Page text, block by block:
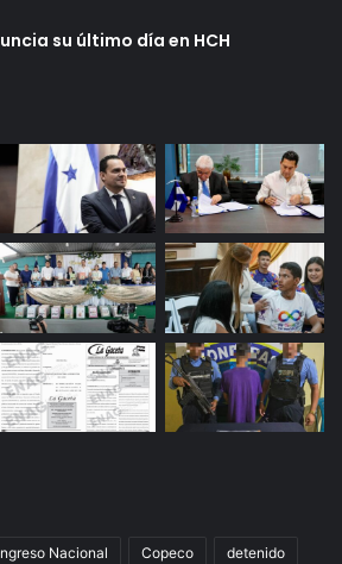
su último día en HCH
Nacional Copeco detenido